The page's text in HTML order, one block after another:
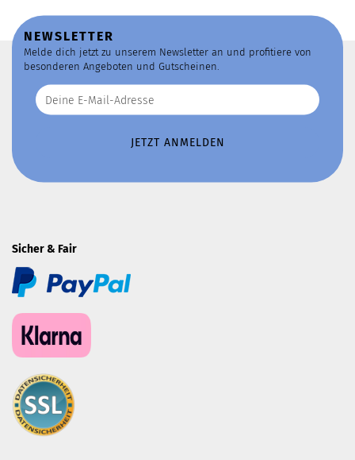
NEWSLETTER
Melde dich jetzt zu unserem Newsletter an und profitiere von
besonderen Angeboten und Gutscheinen.
Sicher & Fair